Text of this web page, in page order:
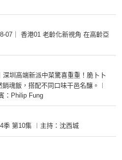
07｜ 香港01 老齡化新視角 在高齡亞
深圳高端新派中菜驚喜重重！脆卜卜
魂飯，搭配不同口味干邑名釀。︱
：Philip Fung
季 第10集 ︱主持：沈西城